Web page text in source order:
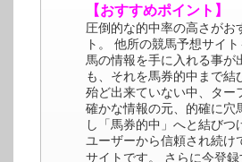
【おすすめポイント】
圧倒的な的中率の高さがお
ト。 他所の競馬予想サイ
馬の情報を手に入れる事が
も、それを馬券的中まで結
殆ど出来ていない中、ター
確かな情報の元、的確に穴
し「馬券的中」へと結びつ
ユーザーから信頼され続け
サイトです。 さらに今登録